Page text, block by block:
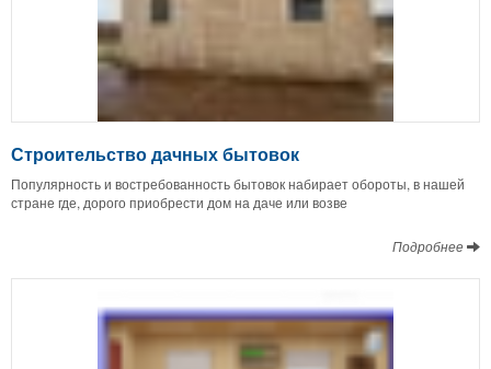
Строительство дачных бытовок
Популярность и востребованность бытовок набирает обороты, в нашей
стране где, дорого приобрести дом на даче или возве
Подробнее